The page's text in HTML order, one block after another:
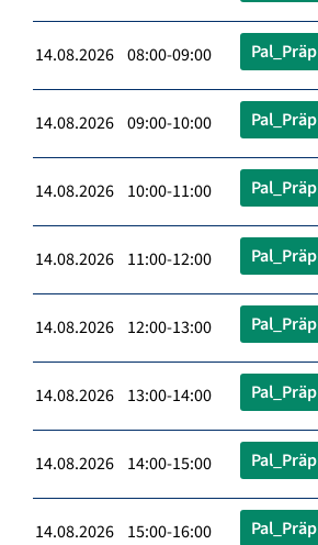
14.08.2026 08:00-09:00 Pal_Präp
14.08.2026 09:00-10:00 Pal_Präp
14.08.2026 10:00-11:00 Pal_Präp
14.08.2026 11:00-12:00 Pal_Präp
14.08.2026 12:00-13:00 Pal_Präp
14.08.2026 13:00-14:00 Pal_Präp
14.08.2026 14:00-15:00 Pal_Präp
14.08.2026 15:00-16:00 Pal_Präp